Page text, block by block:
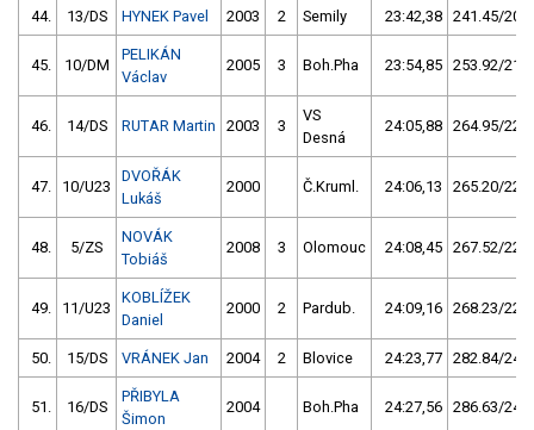
44. 13/DS HYNEK Pavel 2003 2 Semily 23:42,38 241.45/20,4
45. 10/DM
PELIKÁN
Václav
2005 3 Boh.Pha 23:54,85 253.92/21,5
46. 14/DS RUTAR Martin 2003 3
VS
Desná
24:05,88 264.95/22,4
47. 10/U23
DVOŘÁK
Lukáš
2000 Č.Kruml. 24:06,13 265.20/22,5
48. 5/ZS
NOVÁK
Tobiáš
2008 3 Olomouc 24:08,45 267.52/22,7
49. 11/U23
KOBLÍŽEK
Daniel
2000 2 Pardub. 24:09,16 268.23/22,7
50. 15/DS VRÁNEK Jan 2004 2 Blovice 24:23,77 282.84/24,0
51. 16/DS
PŘIBYLA
Šimon
2004 Boh.Pha 24:27,56 286.63/24,3